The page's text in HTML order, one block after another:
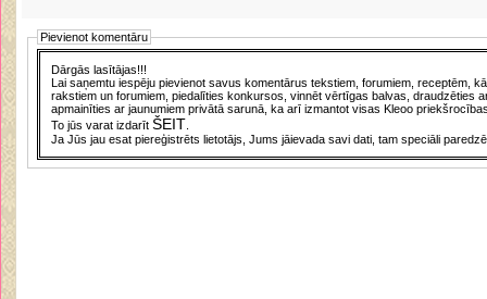
Pievienot komentāru
Dārgās lasītājas!!!
Lai saņemtu iespēju pievienot savus komentārus tekstiem, forumiem, receptēm,
rakstiem un forumiem, piedalīties konkursos, vinnēt vērtīgas balvas, draudzēties
apmainīties ar jaunumiem privātā sarunā, ka arī izmantot visas Kleoo
To jūs varat izdarītŠEIT
Ja Jūs jau esat piereģistrēts lietotājs, Jums jāievada savi dati, tam speciāli